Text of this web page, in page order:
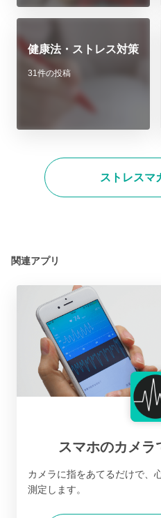
健康法・ストレス対策
31件の投稿
ストレスマ
関連アプリ
スマホのカメラ
カメラに指をあてるだけで、
測定します。